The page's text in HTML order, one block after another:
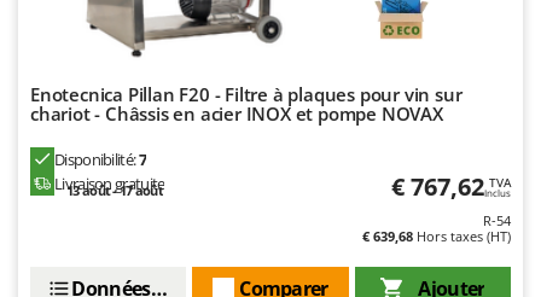
Smeg
Snapper
Solidur
Spiralmac
Spring Protezione
Stanley
Enotecnica Pillan F20 - Filtre à plaques pour vin sur
chariot - Châssis en acier INOX et pompe NOVAX
Disponibilité:7
Livraison gratuite
13 août - 17 août € 767,62 TVA
Inclus
R-54
€ 639,68 Hors taxes (HT)
Ajouter
Comparer
Données techniques